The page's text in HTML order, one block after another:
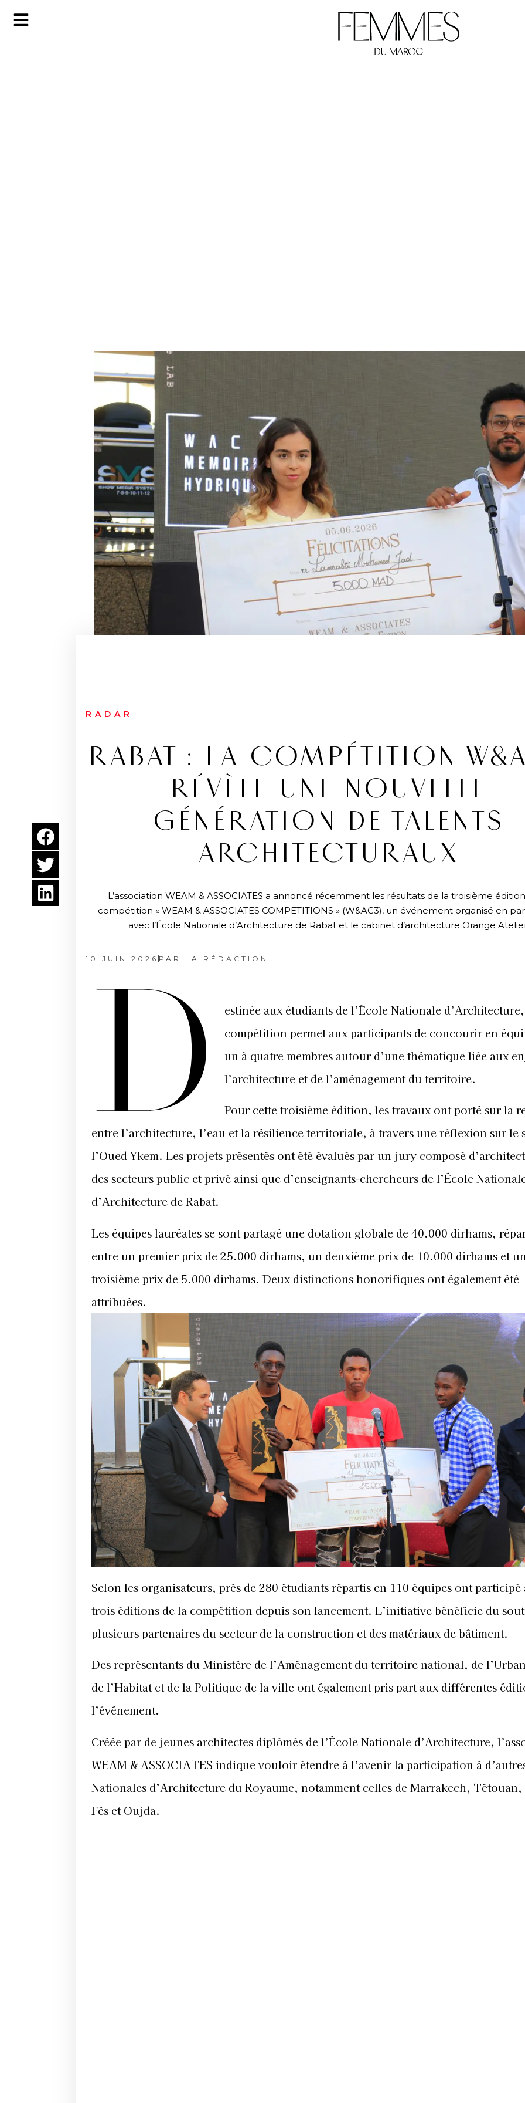
RADAR
RABAT : LA COMPÉTITION
RÉVÈLE UNE NOUVELLE
GÉNÉRATION DE TALENTS
ARCHITECTURAUX
L’association WEAM & ASSOCIATES a annoncé récemment les résultats de la troisième
compétition « WEAM & ASSOCIATES COMPETITIONS » (W&AC3), un événement organisé en
avec l’École Nationale d’Architecture de Rabat et le cabinet d’architecture Orange
10 JUIN 2026 PAR LA RÉDACTION
D
estinée aux étudiants de l’École Nationale
compétition permet aux participants de concourir en
un à quatre membres autour d’une thématique liée aux
l’architecture et de l’aménagement du territoire.
Pour cette troisième édition, les travaux ont porté sur la
entre l’architecture, l’eau et la résilience territoriale, à travers une réflexion sur le
l’Oued Ykem. Les projets présentés ont été évalués par un jury composé
des secteurs public et privé ainsi que d’enseignants-chercheurs de l’École
d’Architecture de Rabat.
Les équipes lauréates se sont partagé une dotation globale de 40.000 dirhams,
entre un premier prix de 25.000 dirhams, un deuxième prix de 10.000 dirhams et
troisième prix de 5.000 dirhams. Deux distinctions honorifiques ont également été
attribuées.
Selon les organisateurs, près de 280 étudiants répartis en 110 équipes ont participé
trois éditions de la compétition depuis son lancement. L’initiative bénéficie du
plusieurs partenaires du secteur de la construction et des matériaux de bâtiment.
Des représentants du Ministère de l’Aménagement du territoire national, de
de l’Habitat et de la Politique de la ville ont également pris part aux différentes
l’événement.
Créée par de jeunes architectes diplômés de l’École Nationale d’Architecture,
WEAM & ASSOCIATES indique vouloir étendre à l’avenir la participation à
Nationales d’Architecture du Royaume, notamment celles de Marrakech,
Fès et Oujda.